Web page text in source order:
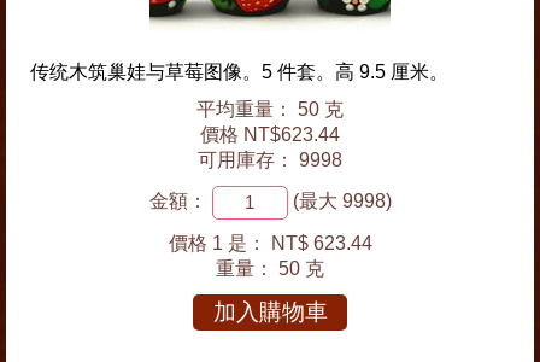
传统木筑巢娃与草莓图像。5 件套。高 9.5 厘米。
平均重量： 50 克
價格 NT$623.44
可用庫存： 9998
金額： (最大 9998)
價格 1 是：
NT$ 623.44
重量： 50 克
加入購物車